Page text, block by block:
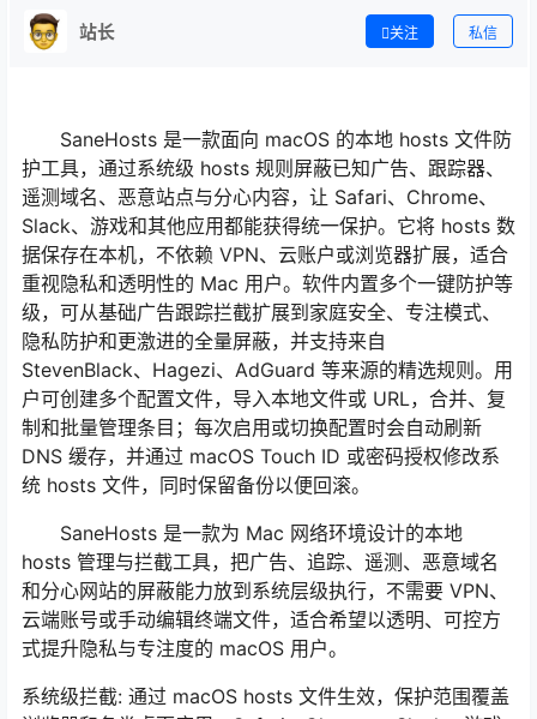
站长 关注 私信
SaneHosts 是一款面向 macOS 的本地 hosts 文件防
护工具，通过系统级 hosts 规则屏蔽已知广告、跟踪器、
遥测域名、恶意站点与分心内容，让 Safari、Chrome、
Slack、游戏和其他应用都能获得统一保护。它将 hosts 数
据保存在本机，不依赖 VPN、云账户或浏览器扩展，适合
重视隐私和透明性的 Mac 用户。软件内置多个一键防护等
级，可从基础广告跟踪拦截扩展到家庭安全、专注模式、
隐私防护和更激进的全量屏蔽，并支持来自
StevenBlack、Hagezi、AdGuard 等来源的精选规则。用
户可创建多个配置文件，导入本地文件或 URL，合并、复
制和批量管理条目；每次启用或切换配置时会自动刷新
DNS 缓存，并通过 macOS Touch ID 或密码授权修改系
统 hosts 文件，同时保留备份以便回滚。
SaneHosts 是一款为 Mac 网络环境设计的本地
hosts 管理与拦截工具，把广告、追踪、遥测、恶意域名
和分心网站的屏蔽能力放到系统层级执行，不需要 VPN、
云端账号或手动编辑终端文件，适合希望以透明、可控方
式提升隐私与专注度的 macOS 用户。
系统级拦截: 通过 macOS hosts 文件生效，保护范围覆盖